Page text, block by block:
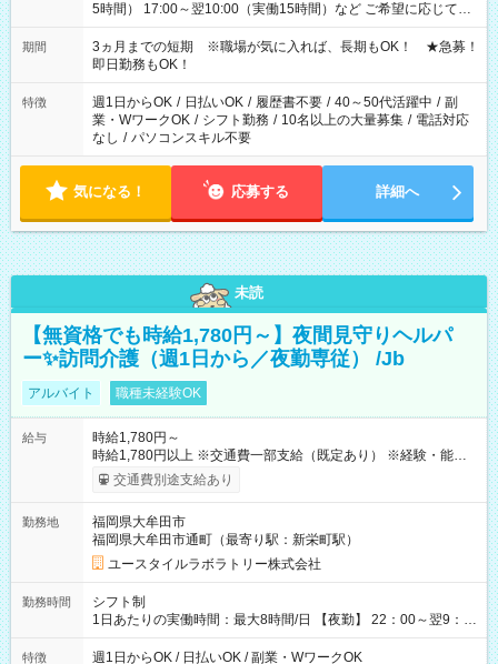
5時間） 17:00～翌10:00（実働15時間）など ご希望に応じて、
働く時間は調整できます！ お気軽に担当へ相談ください！
期間
3ヵ月までの短期 ※職場が気に入れば、長期もOK！ ★急募！
即日勤務もOK！
特徴 週1日からOK / 日払いOK / 履歴書不要 / 40～50代活躍中 / 副
業・WワークOK / シフト勤務 / 10名以上の大量募集 / 電話対応
なし / パソコンスキル不要
気になる！ 応募する 詳細へ
未読
【無資格でも時給1,780円～】夜間見守りヘルパ
ー✨訪問介護（週1日から／夜勤専従） /Jb
アルバイト 職種未経験OK
給与
時給1,780円～
時給1,780円以上 ※交通費一部支給（既定あり） ※経験・能力を
考慮して決定します 【収入例】 週1回勤務の場合：1,780円×8時
間×4回=5万6,960円 週3回勤務の場合：1,780円×8時間×12回
月 ※ 雇用形態と給与に、本採用時と異なる部分があります。 雇
用形態：本採用時と同じです。 給与：時給 1,490円以上
交通費別途支給あり
勤務地
福岡県大牟田市
福岡県大牟田市通町（最寄り駅：新栄町駅）
ユースタイルラボラトリー株式会社
勤務時間
シフト制
1日あたりの実働時間：最大8時間/日 【夜勤】 22：00～翌9：
00 ※週1日～OK ／ 夜勤専従 ＊＊ 勤務時間例 ＊＊ ■22時か
ら翌7時 ■23時から翌8時 ■24時から翌9時 など ※上記の時間
特徴 週1日からOK / 日払いOK / 副業・WワークOK